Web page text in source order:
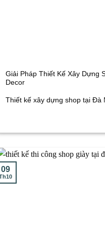
Giải Pháp Thiết Kế Xây Dựng
Decor
Thiết kế xây dựng shop tại Đà
09